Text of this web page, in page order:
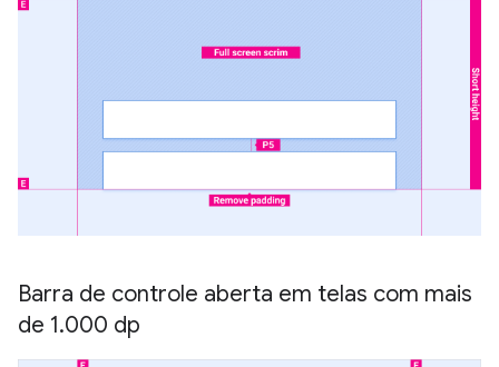
Barra de controle aberta em telas com mais
de 1.000 dp